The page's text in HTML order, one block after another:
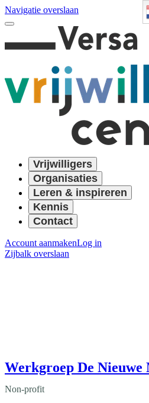
Navigatie overslaan
Vrijwilligers
Organisaties
Leren & inspireren
Kennis
Contact
Account aanmakenLog in
Zijbalk overslaan
Werkgroep De Nieuwe
Non-profit